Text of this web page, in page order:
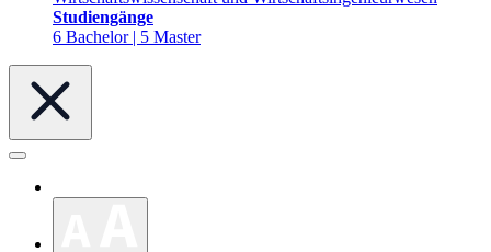
Studiengänge
6 Bachelor | 5 Master